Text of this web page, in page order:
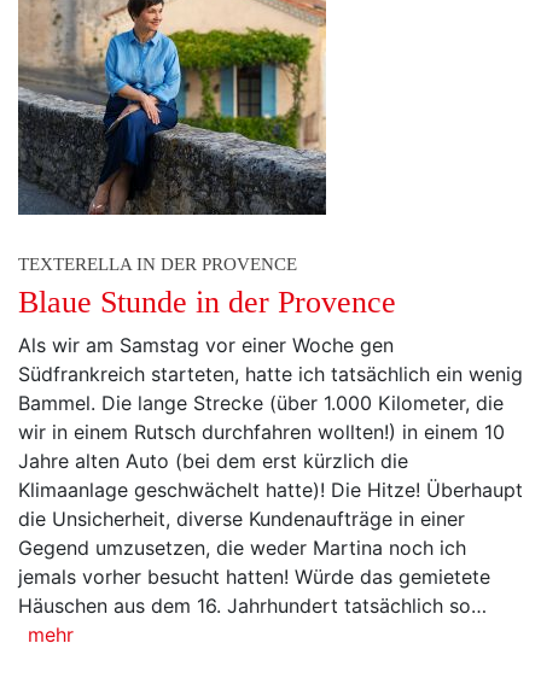
TEXTERELLA IN DER PROVENCE
Blaue Stunde in der Provence
Als wir am Samstag vor einer Woche gen
Südfrankreich starteten, hatte ich tatsächlich ein wenig
Bammel. Die lange Strecke (über 1.000 Kilometer, die
wir in einem Rutsch durchfahren wollten!) in einem 10
Jahre alten Auto (bei dem erst kürzlich die
Klimaanlage geschwächelt hatte)! Die Hitze! Überhaupt
die Unsicherheit, diverse Kundenaufträge in einer
Gegend umzusetzen, die weder Martina noch ich
jemals vorher besucht hatten! Würde das gemietete
Häuschen aus dem 16. Jahrhundert tatsächlich so…
mehr